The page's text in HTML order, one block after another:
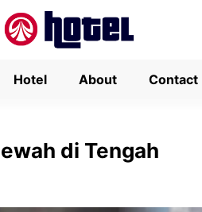
Hotel About Contact
di Tengah